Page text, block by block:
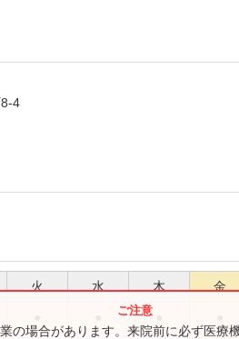
4
火 水 木 金
の場合があります。来院前に必ず医療